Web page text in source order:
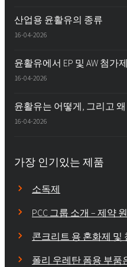
산업용 윤활유의 종류
16-04-2026
윤활유에서 EP 및 AW 첨가
16-04-2026
윤활유는 어떻게, 그리고
16-04-2026
가장 인기있는 제품
소독제
PCC 그룹 소개 – 제약
콘크리트 용 혼화제 및
폴리 우레탄 폼용 부품